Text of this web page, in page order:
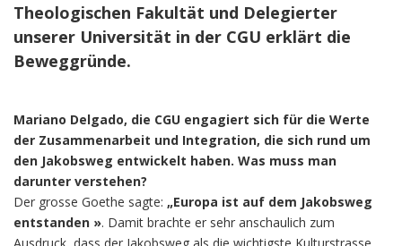
Theologischen Fakultät und Delegierter
unserer Universität in der CGU erklärt die
Beweggründe.
Mariano Delgado, die CGU engagiert sich für die Werte
der Zusammenarbeit und Integration, die sich rund um
den Jakobsweg entwickelt haben. Was muss man
darunter verstehen?
Der grosse Goethe sagte: „Europa ist auf dem Jakobsweg
entstanden ». Damit brachte er sehr anschaulich zum
Ausdruck, dass der Jakobsweg als die wichtigste Kulturstrasse